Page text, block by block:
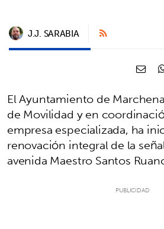
J.J. SARABIA
El Ayuntamiento de
de Movilidad y en
empresa especializada, ha
renovación integral de la
avenida Maestro Santos